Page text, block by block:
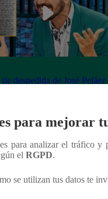
despedida de José Peláez
para mejorar
para analizar el tráfico y
el RGPD.
se utilizan tus datos te